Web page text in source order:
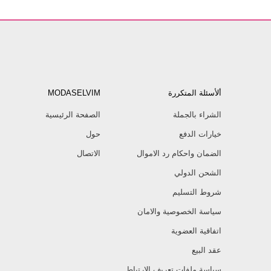
ألأسئلة المتكررة
الشراء بالجملة
خيارات الدفع
الضمان واحكام رد الاموال
الشحن الدولي
شروط التسليم
سياسة الخصوصية والامان
اتفاقية العضوية
عقد البيع
MODASELVIM
الصفحة الرئيسية
حول
الاتصال